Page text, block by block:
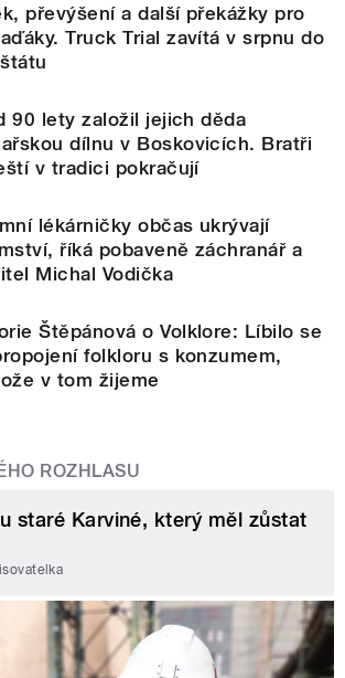
převýšení a další překážky pro
Truck Trial zavítá v srpnu do
90 lety založil jejich děda
dílnu v Boskovicích. Bratři
v tradici pokračují
lékárničky občas ukrývají
říká pobaveně záchranář a
Michal Vodička
Štěpánová o Volklore: Líbilo se
folkloru s konzumem,
v tom žijeme
ROZHLASU
staré Karviné, který měl zůstat